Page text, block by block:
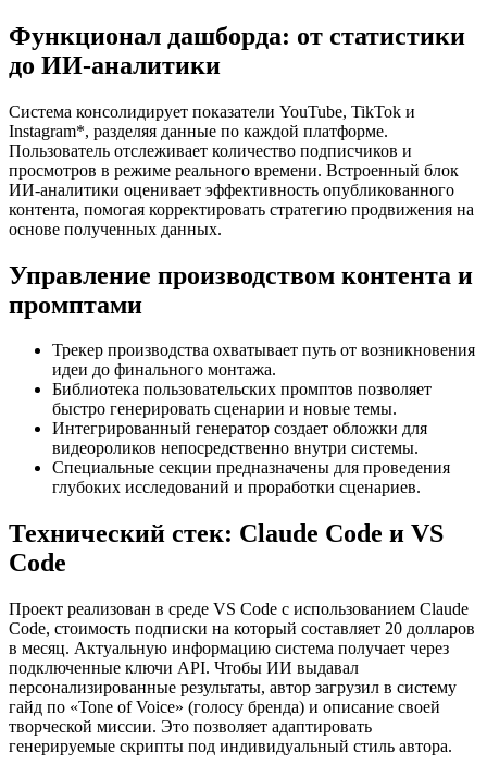
Функционал дашборда: от статистики
до ИИ-аналитики
Система консолидирует показатели YouTube, TikTok и
Instagram*, разделяя данные по каждой платформе.
Пользователь отслеживает количество подписчиков и
просмотров в режиме реального времени. Встроенный блок
ИИ-аналитики оценивает эффективность опубликованного
контента, помогая корректировать стратегию продвижения на
основе полученных данных.
Управление производством контента и
промптами
Трекер производства охватывает путь от возникновения
идеи до финального монтажа.
Библиотека пользовательских промптов позволяет
быстро генерировать сценарии и новые темы.
Интегрированный генератор создает обложки для
видеороликов непосредственно внутри системы.
Специальные секции предназначены для проведения
глубоких исследований и проработки сценариев.
Технический стек: Claude Code и VS
Code
Проект реализован в среде VS Code с использованием Claude
Code, стоимость подписки на который составляет 20 долларов
в месяц. Актуальную информацию система получает через
подключенные ключи API. Чтобы ИИ выдавал
персонализированные результаты, автор загрузил в систему
гайд по «Tone of Voice» (голосу бренда) и описание своей
творческой миссии. Это позволяет адаптировать
генерируемые скрипты под индивидуальный стиль автора.